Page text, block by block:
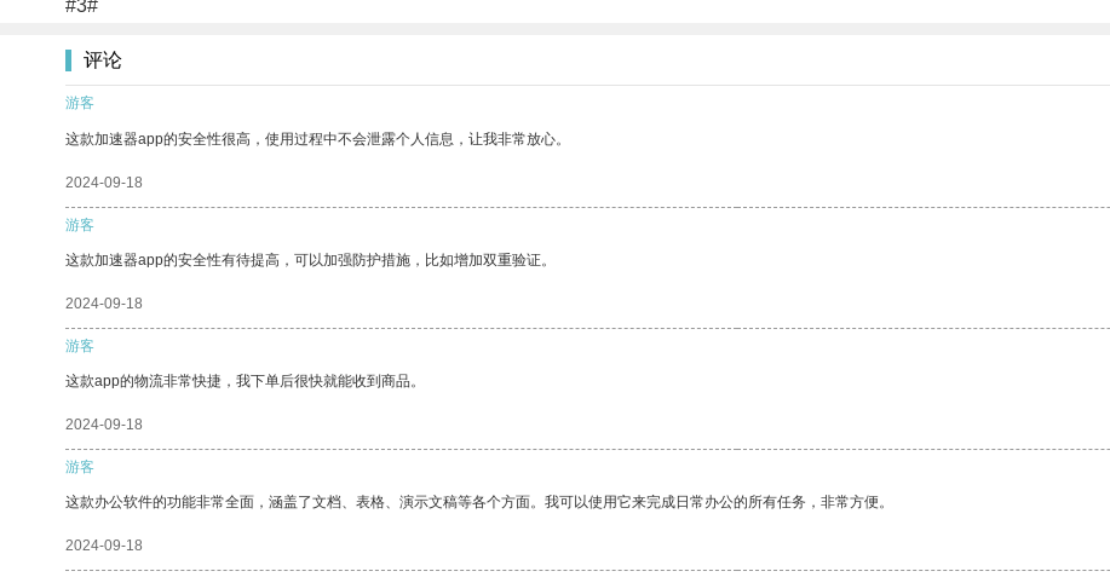
#3#
评论
游客
这款加速器app的安全性很高，使用过程中不会泄露个人信息，让我非常放心。
2024-09-18
游客
这款加速器app的安全性有待提高，可以加强防护措施，比如增加双重验证。
2024-09-18
游客
这款app的物流非常快捷，我下单后很快就能收到商品。
2024-09-18
游客
这款办公软件的功能非常全面，涵盖了文档、表格、演示文稿等各个方面。我可以使用它来完成日常办公的所有任务，非常方便。
2024-09-18